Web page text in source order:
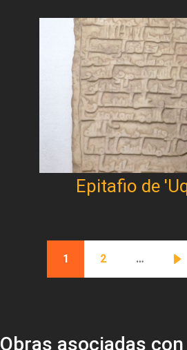
Epitafio de
Página actual
1
Página
2 …
Obras asociadas